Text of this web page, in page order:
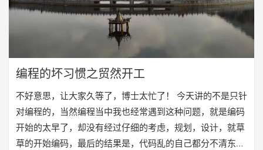
编程的坏习惯之贸然开工
不好意思，让大家久等了，博士太忙了！ 今天讲的不是只针
对编程的，当然编程当中我也经常遇到这种问题，就是编码
开始的太早了，却没有经过仔细的考虑，规划，设计，就草
草的开始编码，最后的结果是，代码乱的自己都分不清东西